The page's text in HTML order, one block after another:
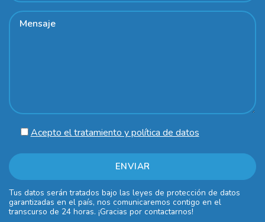
Acepto el tratamiento y política de datos
Tus datos serán tratados bajo las leyes de protección de datos
garantizadas en el país, nos comunicaremos contigo en el
transcurso de 24 horas. ¡Gracias por contactarnos!